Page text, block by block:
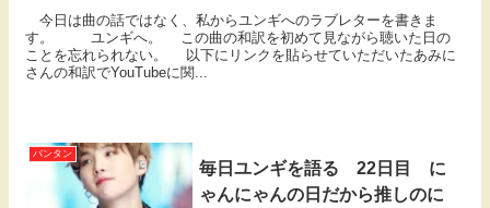
今日は曲の話ではなく、私からユンギへのラブレターを書きま
す。 ユンギへ。 この曲の和訳を初めて見ながら聴いた日の
ことを忘れられない。 以下にリンクを貼らせていただいたあみに
さんの和訳でYouTubeに関...
バンタン
毎日ユンギを語る 22日目 に
ゃんにゃんの日だから推しのに